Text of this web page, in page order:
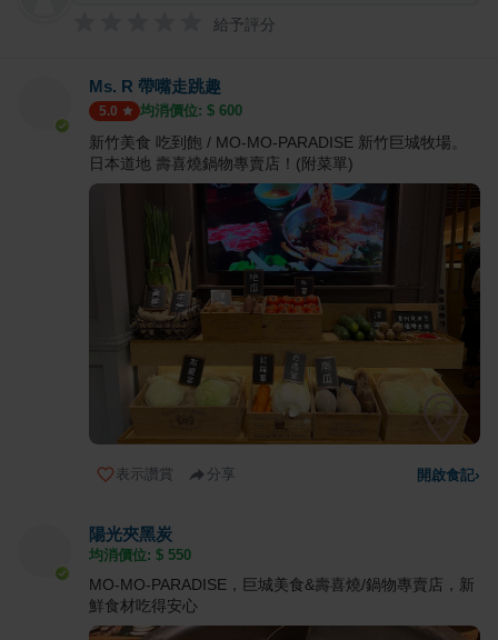
給予評分
Ms. R 帶嘴走跳趣
5.0 均消價位: $ 600
新竹美食 吃到飽 / MO-MO-PARADISE 新竹巨城牧場。
日本道地 壽喜燒鍋物專賣店！(附菜單)
表示讚賞 分享 開啟食記›
陽光夾黑炭
均消價位: $ 550
MO-MO-PARADISE，巨城美食&壽喜燒/鍋物專賣店，新
鮮食材吃得安心